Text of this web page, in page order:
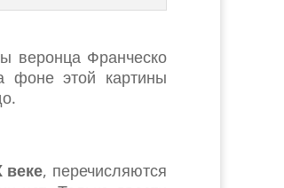
веронца Франческо
фоне этой картины
веке, перечисляются